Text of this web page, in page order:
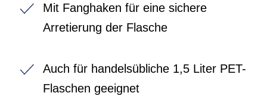
Mit Fanghaken für eine sichere
Arretierung der Flasche
Auch für handelsübliche 1,5 Liter PET-
Flaschen geeignet